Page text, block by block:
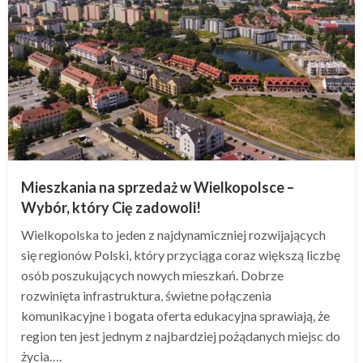
Mieszkania na sprzedaż w Wielkopolsce –
Wybór, który Cię zadowoli!
Wielkopolska to jeden z najdynamiczniej rozwijających
się regionów Polski, który przyciąga coraz większą liczbę
osób poszukujących nowych mieszkań. Dobrze
rozwinięta infrastruktura, świetne połączenia
komunikacyjne i bogata oferta edukacyjna sprawiają, że
region ten jest jednym z najbardziej pożądanych miejsc do
życia….